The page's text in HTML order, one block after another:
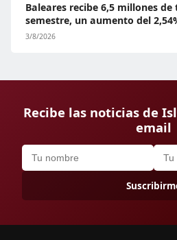
Baleares recibe 6,5 millones
semestre, un aumento del
3/8/2026
Recibe las noticias de
email